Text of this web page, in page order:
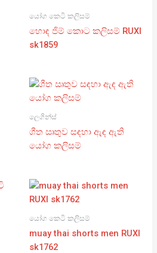
යෝග කෙටි කලිසම්
හොඳ ජිම් කොට කලිසම් RUXI
sk1859
ලෙගින්ස්
ශීත ඍතුව සඳහා ඇඳ ඇති
යෝග කලිසම්
යෝග කෙටි කලිසම්
muay thai shorts men RUXI
sk1762